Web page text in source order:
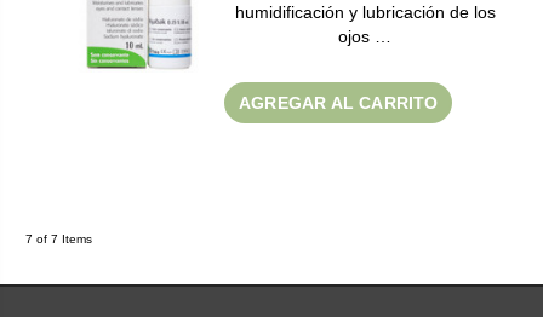
humidificación y lubricación de los
ojos …
AGREGAR AL CARRITO
7 of 7 Items